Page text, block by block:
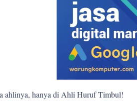
ahlinya, hanya di Ahli Huruf Timbul!